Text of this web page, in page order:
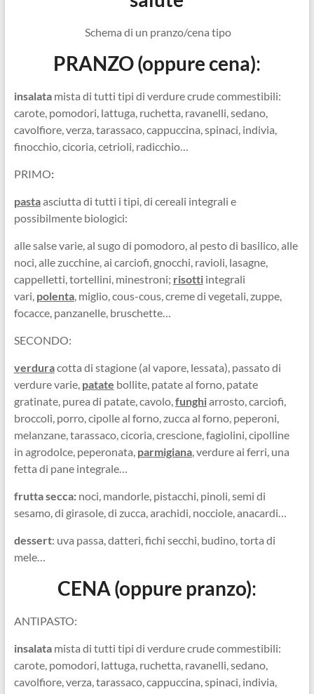
Schema di un pranzo/cena tipo
PRANZO (oppure cena):
insalatamista di tutti tipi di verdure crude commestibili:
carote, pomodori, lattuga, ruchetta, ravanelli, sedano,
cavolfiore, verza, tarassaco, cappuccina, spinaci, indivia,
finocchio, cicoria, cetrioli, radicchio…
PRIMO:
pastaasciutta di tutti i tipi, di cereali integrali e
possibilmente biologici:
alle salse varie, al sugo di pomodoro, al pesto di basilico, alle
noci, alle zucchine, ai carciofi, gnocchi, ravioli, lasagne,
cappelletti, tortellini, minestroni; risottiintegrali
vari, polenta, miglio, cous-cous, creme di vegetali, zuppe,
focacce, panzanelle, bruschette…
SECONDO:
verduracotta di stagione (al vapore, lessata), passato di
verdure varie, patate bollite, patate al forno, patate
gratinate, purea di patate, cavolo,funghiarrosto, carciofi,
broccoli, porro, cipolle al forno, zucca al forno, peperoni,
melanzane, tarassaco, cicoria, crescione, fagiolini, cipolline
in agrodolce, peperonata, parmigiana, verdure ai ferri, una
fetta di pane integrale…
frutta secca: noci, mandorle, pistacchi, pinoli, semi di
sesamo, di girasole, di zucca, arachidi, nocciole, anacardi…
dessert: uva passa, datteri, fichi secchi, budino, torta di
mele…
CENA (oppure pranzo):
ANTIPASTO:
insalatamista di tutti tipi di verdure crude commestibili:
carote, pomodori, lattuga, ruchetta, ravanelli, sedano,
cavolfiore, verza, tarassaco, cappuccina, spinaci, indivia,